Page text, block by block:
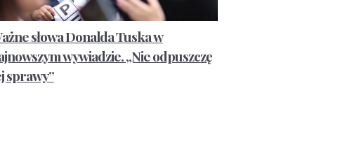
słowa Donalda Tuska w
wywiadzie. „Nie odpuszczę
sprawy”